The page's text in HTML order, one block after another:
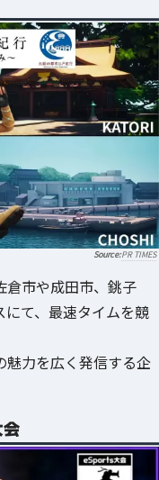
PR TIMES
倉市や成田市、銚子
て、最速タイムを競
魅力を広く発信する企